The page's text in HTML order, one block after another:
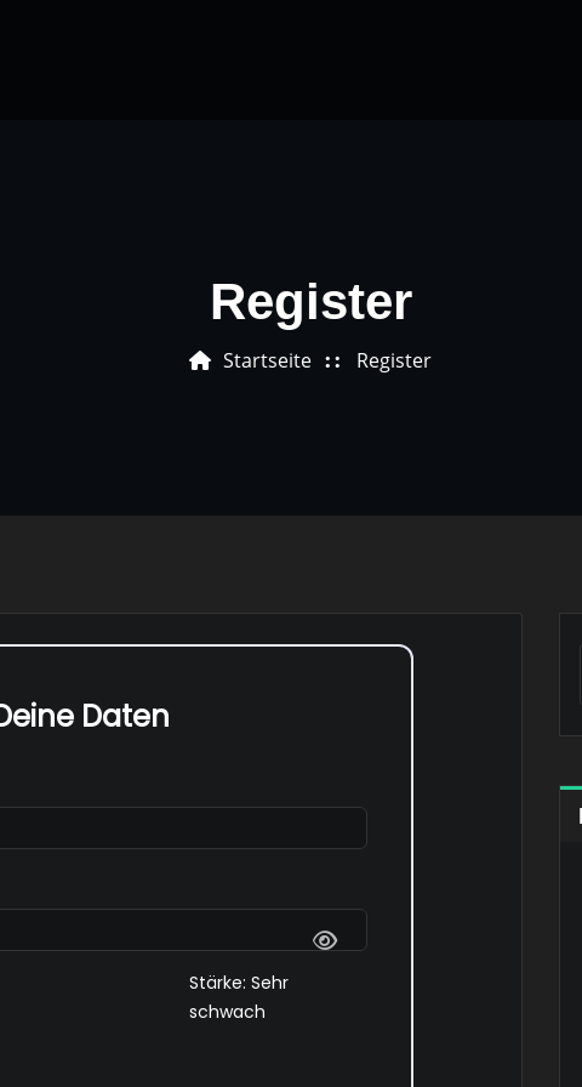
Register
Startseite Register
Daten
Stärke: Sehr
schwach